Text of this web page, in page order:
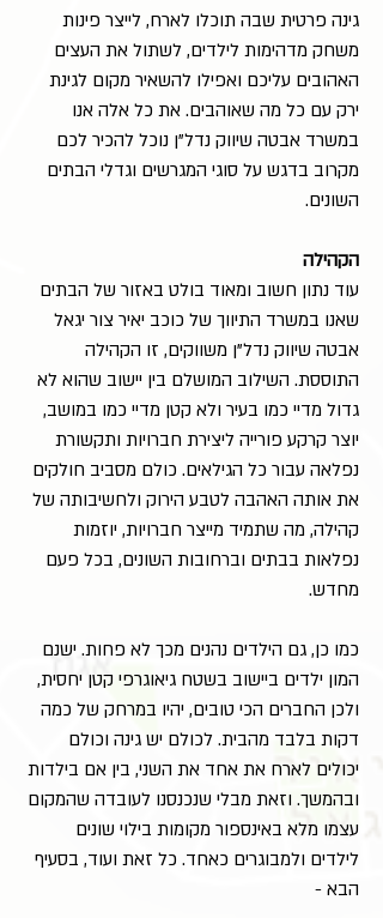
גינה פרטית שבה תוכלו לארח, לייצר פינות
משחק מדהימות לילדים, לשתול את העצים
האהובים עליכם ואפילו להשאיר מקום לגינת
ירק עם כל מה שאוהבים. את כל אלה אנו
במשרד אבטה שיווק נדל"ן נוכל להכיר לכם
מקרוב בדגש על סוגי המגרשים וגדלי הבתים
השונים.
הקהילה
עוד נתון חשוב ומאוד בולט באזור של הבתים
שאנו במשרד התיווך של כוכב יאיר צור יגאל
אבטה שיווק נדל"ן משווקים, זו הקהילה
התוססת. השילוב המושלם בין יישוב שהוא לא
גדול מדיי כמו בעיר ולא קטן מדיי כמו במושב,
יוצר קרקע פורייה ליצירת חברויות ותקשורת
נפלאה עבור כל הגילאים. כולם מסביב חולקים
את אותה האהבה לטבע הירוק ולחשיבותה של
קהילה, מה שתמיד מייצר חברויות, יוזמות
נפלאות בבתים וברחובות השונים, בכל פעם
מחדש.
כמו כן, גם הילדים נהנים מכך לא פחות. ישנם
המון ילדים ביישוב בשטח גיאוגרפי קטן יחסית,
ולכן החברים הכי טובים, יהיו במרחק של כמה
דקות בלבד מהבית. לכולם יש גינה וכולם
יכולים לארח את אחד את השני, בין אם בילדות
ובהמשך. וזאת מבלי שנכנסנו לעובדה שהמקום
עצמו מלא באינספור מקומות בילוי שונים
לילדים ולמבוגרים כאחד. כל זאת ועוד, בסעיף
הבא -